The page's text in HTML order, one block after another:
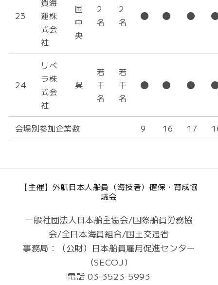
23
賀海
運株
式会
社
国
中
央
2
名
2
名
24
リベ
ラ株
式会
社
呉
若
干
名
若
干
名
会場別参加企業数 9 16 17
【主催】外航日本人船員（海技者）確保・育成協
議会
一般社団法人日本船主協会/国際船員労務協
会/全日本海員組合/国土交通省
事務局：（公財）日本船員雇用促進センター
（SECOJ）
電話 03-3523-5993